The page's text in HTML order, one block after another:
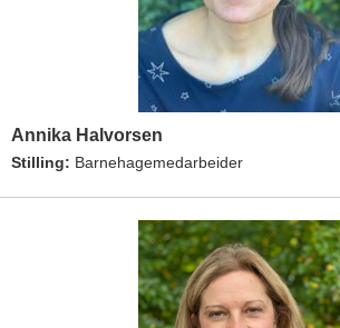
Annika Halvorsen
Stilling: Barnehagemedarbeider